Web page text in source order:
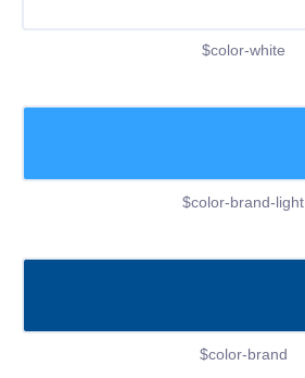
$color-white
$color-brand-light
$color-brand